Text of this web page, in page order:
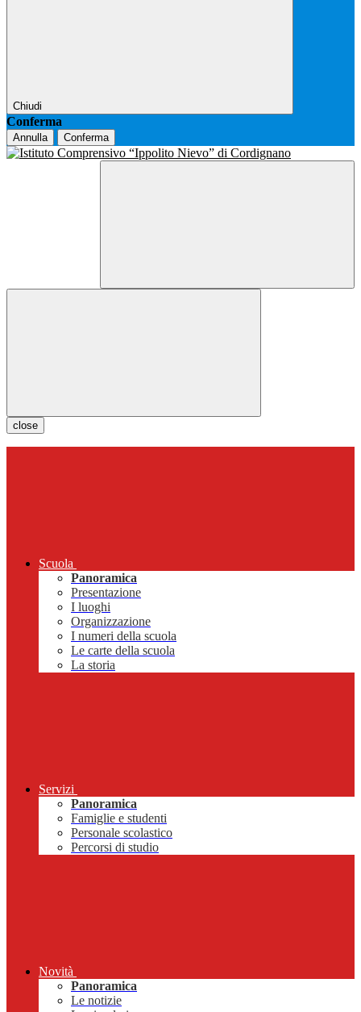
Chiudi
Conferma
Annulla Conferma
close
Scuola
Panoramica
Presentazione
I luoghi
Organizzazione
I numeri della scuola
Le carte della scuola
La storia
Servizi
Panoramica
Famiglie e studenti
Personale scolastico
Percorsi di studio
Novità
Panoramica
Le notizie